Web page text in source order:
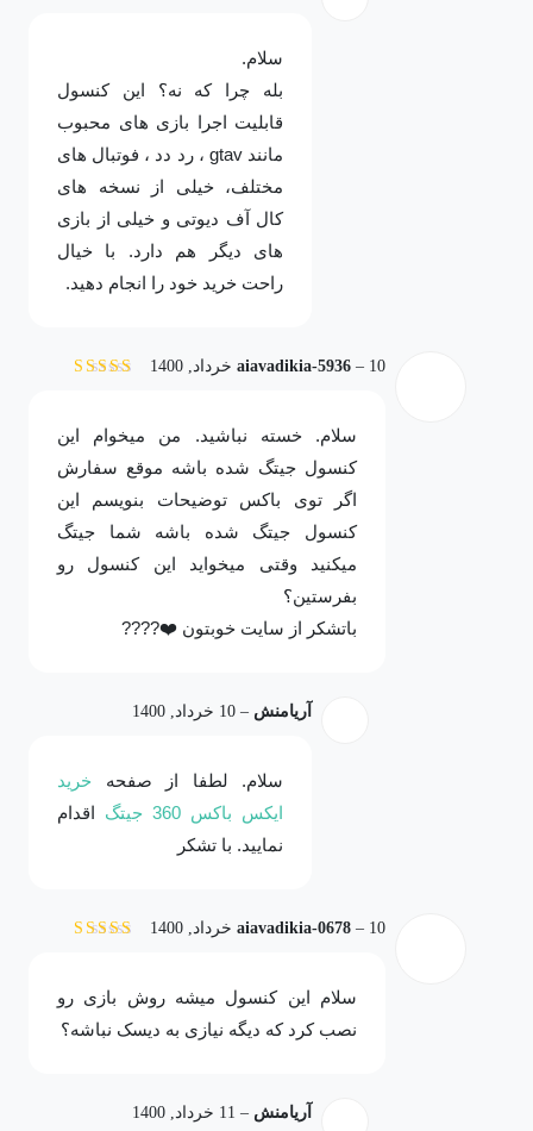
سلام.
بله چرا که نه؟ این کنسول
قابلیت اجرا بازی های محبوب
مانند gtav ، رد دد ، فوتبال های
مختلف، خیلی از نسخه های
کال آف دیوتی و خیلی از بازی
های دیگر هم دارد. با خیال
راحت خرید خود را انجام دهید.
aiavadikia-5936 – 10 خرداد, 1400
سلام. خسته نباشید. من میخوام این
کنسول جیتگ شده باشه موقع سفارش
اگر توی باکس توضیحات بنویسم این
کنسول جیتگ شده باشه شما جیتگ
میکنید وقتی میخواید این کنسول رو
بفرستین؟
باتشکر از سایت خوبتون ❤️????
آریامنش – 10 خرداد, 1400
سلام. لطفا از صفحه خرید
ایکس باکس 360 جیتگ
اقدام
نمایید. با تشکر
aiavadikia-0678 – 10 خرداد, 1400
سلام این کنسول میشه روش بازی رو
نصب کرد که دیگه نیازی به دیسک نباشه؟
آریامنش – 11 خرداد, 1400